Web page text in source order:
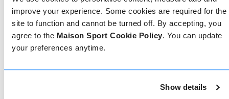
improve your experience. Some cookies are required for the
site to function and cannot be turned off. By accepting, you
agree to the Maison Sport Cookie Policy. You can update
your preferences anytime.
Show details
Prenota online
Chiamaci